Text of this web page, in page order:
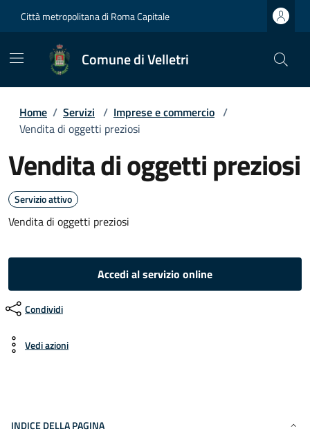
Città metropolitana di Roma Capitale
Comune di Velletri
Home / Servizi / Imprese e commercio /
Vendita di oggetti preziosi
Vendita di oggetti preziosi
Servizio attivo
Vendita di oggetti preziosi
Accedi al servizio online
Condividi
Vedi azioni
INDICE DELLA PAGINA